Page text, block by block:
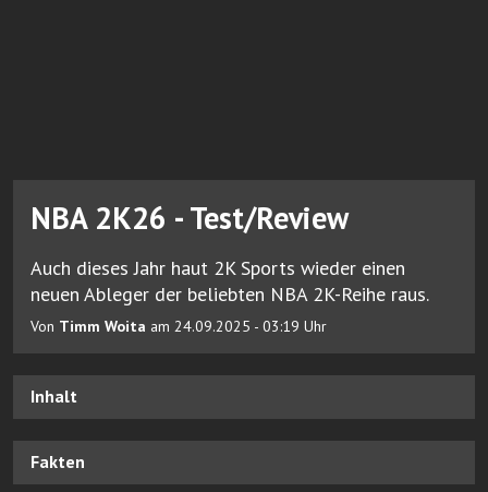
NBA 2K26 - Test/Review
Auch dieses Jahr haut 2K Sports wieder einen
neuen Ableger der beliebten NBA 2K-Reihe raus.
Von Timm Woita am 24.09.2025 - 03:19 Uhr
Inhalt
Fakten